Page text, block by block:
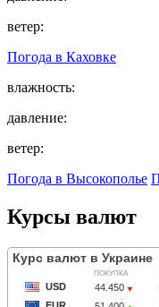
ветер:
Погода в Каховке
влажность:
давление:
ветер:
Погода в Высокополье
Курсы валют